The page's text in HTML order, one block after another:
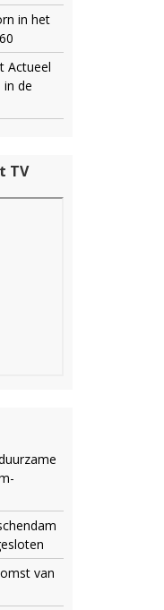
in het
Actueel
de
TV
van